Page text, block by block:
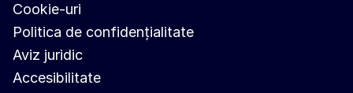
Cookie-uri
Politica de confidențialitate
Aviz juridic
Accesibilitate